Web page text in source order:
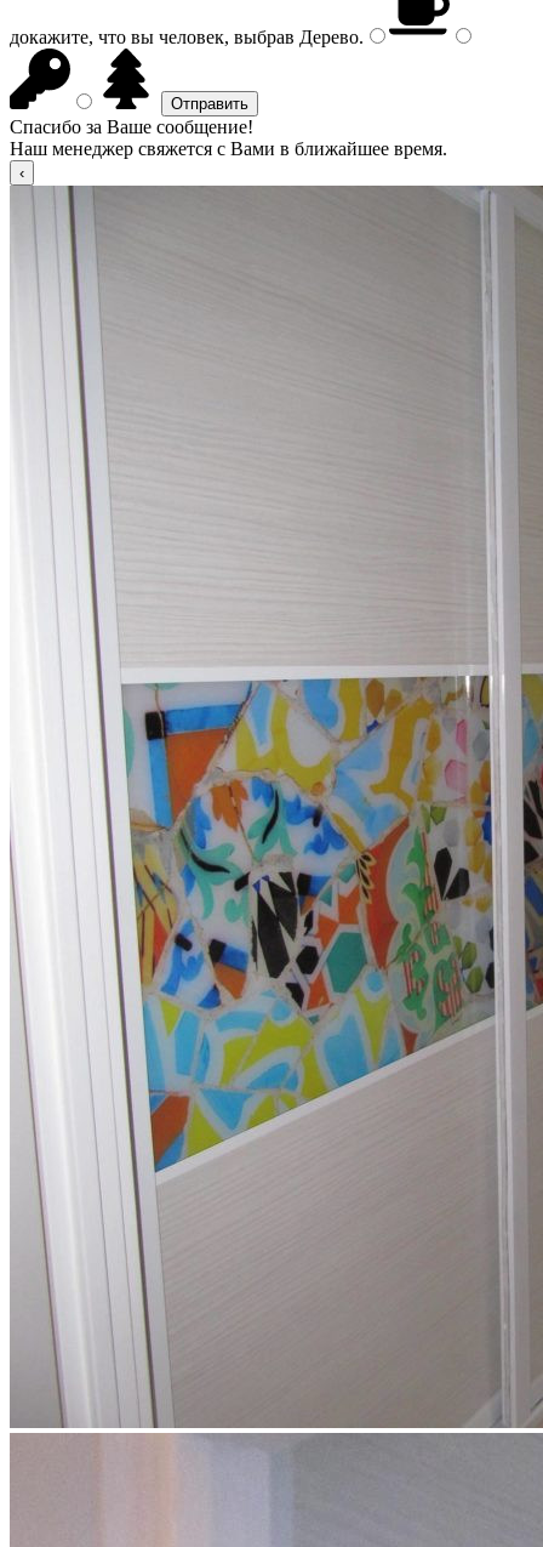
докажите, что вы человек, выбрав Дерево.
Спасибо за Ваше сообщение!
Наш менеджер свяжется с Вами в ближайшее время.